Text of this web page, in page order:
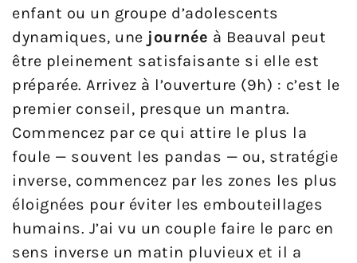
enfant ou un groupe d’adolescents
dynamiques, une journée à Beauval peut
être pleinement satisfaisante si elle est
préparée. Arrivez à l’ouverture (9h) : c’est le
premier conseil, presque un mantra.
Commencez par ce qui attire le plus la
foule — souvent les pandas — ou, stratégie
inverse, commencez par les zones les plus
éloignées pour éviter les embouteillages
humains. J’ai vu un couple faire le parc en
sens inverse un matin pluvieux et il a